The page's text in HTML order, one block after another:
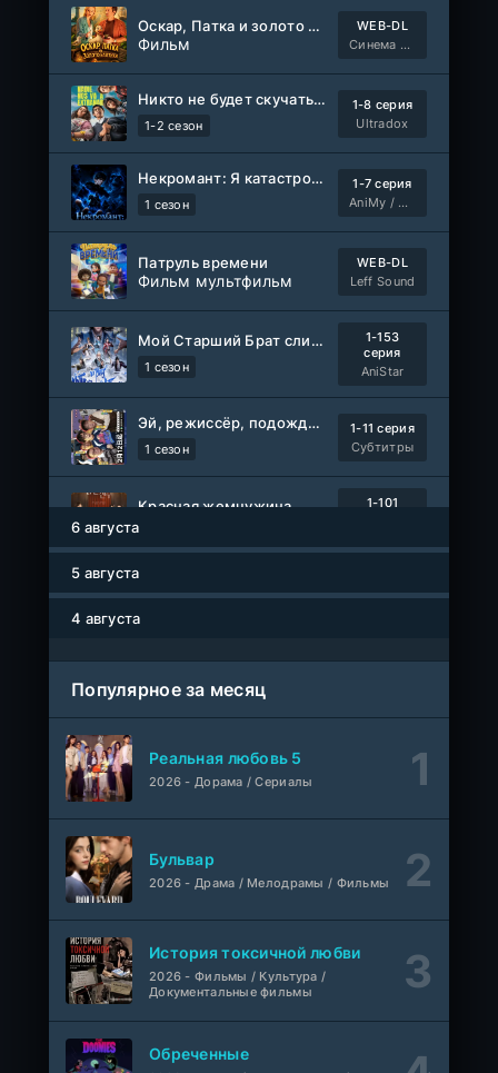
Оскар, Патка и золото Балтики
Фильм
WEB-DL
Синема УС
Никто не будет скучать по нам
1-2 сезон
1-8 серия
Ultradox
Некромант: Я катастрофа
1 сезон
1-7 серия
AniMy / RuChiMe
Патруль времени
Фильм мультфильм
WEB-DL
Leff Sound
Мой Старший Брат слишком стабилен
1 сезон
1-153
серия
AniStar
Эй, режиссёр, подождите!
1 сезон
1-11 серия
Субтитры
Красная жемчужина
1-101
1-8 серия
Власть в ночном городе. Книга третья: Юность Кэнена
1-5 сезон
Фильм
Любовь на розлив
WEB-Rip
Ольмо WEB-Rip
6 августа
5 августа
4 августа
Популярное за месяц
Реальная любовь 5
2026 - Дорама / Сериалы
Бульвар
2026 - Драма / Мелодрамы / Фильмы
История токсичной любви
2026 - Фильмы / Культура /
Документальные фильмы
Обреченные